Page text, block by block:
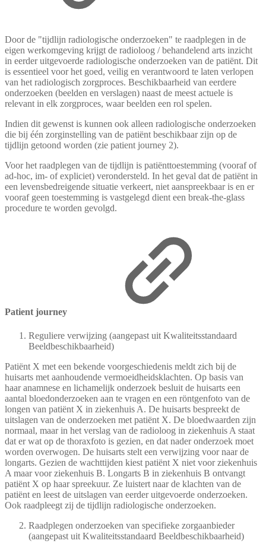
Door de "tijdlijn radiologische onderzoeken" te raadplegen in de
eigen werkomgeving krijgt de radioloog / behandelend arts inzicht
in eerder uitgevoerde radiologische onderzoeken van de patiënt. Dit
is essentieel voor het goed, veilig en verantwoord te laten verlopen
van het radiologisch zorgproces. Beschikbaarheid van eerdere
onderzoeken (beelden en verslagen) naast de meest actuele is
relevant in elk zorgproces, waar beelden een rol spelen.
Indien dit gewenst is kunnen ook alleen radiologische onderzoeken
die bij één zorginstelling van de patiënt beschikbaar zijn op de
tijdlijn getoond worden (zie patient journey 2).
Voor het raadplegen van de tijdlijn is patiënttoestemming (vooraf of
ad-hoc, im- of expliciet) verondersteld. In het geval dat de patiënt in
een levensbedreigende situatie verkeert, niet aanspreekbaar is en er
vooraf geen toestemming is vastgelegd dient een break-the-glass
procedure te worden gevolgd.
Patient journey
Reguliere verwijzing (aangepast uit Kwaliteitsstandaard
Beeldbeschikbaarheid)
Patiënt X met een bekende voorgeschiedenis meldt zich bij de
huisarts met aanhoudende vermoeidheidsklachten. Op basis van
haar anamnese en lichamelijk onderzoek besluit de huisarts een
aantal bloedonderzoeken aan te vragen en een röntgenfoto van de
longen van patiënt X in ziekenhuis A. De huisarts bespreekt de
uitslagen van de onderzoeken met patiënt X. De bloedwaarden zijn
normaal, maar in het verslag van de radioloog in ziekenhuis A staat
dat er wat op de thoraxfoto is gezien, en dat nader onderzoek moet
worden overwogen. De huisarts stelt een verwijzing voor naar de
longarts. Gezien de wachttijden kiest patiënt X niet voor ziekenhuis
A maar voor ziekenhuis B. Longarts B in ziekenhuis B ontvangt
patiënt X op haar spreekuur. Ze luistert naar de klachten van de
patiënt en leest de uitslagen van eerder uitgevoerde onderzoeken.
Ook raadpleegt zij de tijdlijn radiologische onderzoeken.
Raadplegen onderzoeken van specifieke zorgaanbieder
(aangepast uit Kwaliteitsstandaard Beeldbeschikbaarheid)